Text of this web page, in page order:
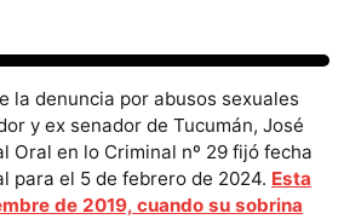
la denuncia por abusos sexuales
y ex senador de Tucumán, José
Oral en lo Criminal nº 29 fijó fecha
para el 5 de febrero de 2024. Esta
de 2019, cuando su sobrina